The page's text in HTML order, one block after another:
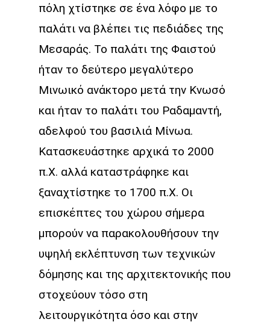
πόλη χτίστηκε σε ένα λόφο με το
παλάτι να βλέπει τις πεδιάδες της
Μεσαράς. Το παλάτι της Φαιστού
ήταν το δεύτερο μεγαλύτερο
Μινωικό ανάκτορο μετά την Κνωσό
και ήταν το παλάτι του Ραδαμαντή,
αδελφού του βασιλιά Μίνωα.
Κατασκευάστηκε αρχικά το 2000
π.Χ. αλλά καταστράφηκε και
ξαναχτίστηκε το 1700 π.Χ. Οι
επισκέπτες του χώρου σήμερα
μπορούν να παρακολουθήσουν την
υψηλή εκλέπτυνση των τεχνικών
δόμησης και της αρχιτεκτονικής που
στοχεύουν τόσο στη
λειτουργικότητα όσο και στην